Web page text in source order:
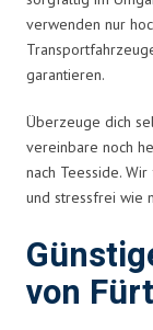
verwenden nur
garantieren.
Überzeuge dich
vereinbare noch
nach Teesside.
und stressfrei wie
von